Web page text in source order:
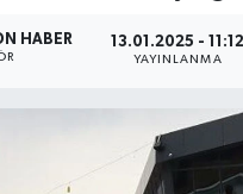
HABER 13.01.2025 - 11:12
YAYINLANMA